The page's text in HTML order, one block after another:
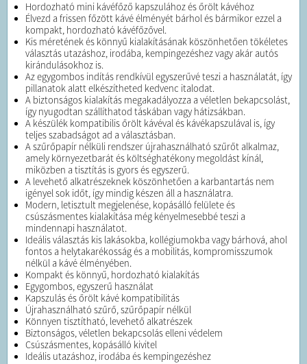
Hordozható mini kávéfőző kapszulához és őrölt kávéhoz
Élvezd a frissen főzött kávé élményét bárhol és bármikor ezzel a
kompakt, hordozható kávéfőzővel.
Kis méretének és könnyű kialakításának köszönhetően tökéletes
választás utazáshoz, irodába, kempingezéshez vagy akár autós
kirándulásokhoz is.
Az egygombos indítás rendkívül egyszerűvé teszi a használatát, így
pillanatok alatt elkészítheted kedvenc italodat.
A biztonságos kialakítás megakadályozza a véletlen bekapcsolást,
így nyugodtan szállíthatod táskában vagy hátizsákban.
A készülék kompatibilis őrölt kávéval és kávékapszulával is, így
teljes szabadságot ad a választásban.
A szűrőpapír nélküli rendszer újrahasználható szűrőt alkalmaz,
amely környezetbarát és költséghatékony megoldást kínál,
miközben a tisztítás is gyors és egyszerű.
A levehető alkatrészeknek köszönhetően a karbantartás nem
igényel sok időt, így mindig készen áll a használatra.
Modern, letisztult megjelenése, kopásálló felülete és
csúszásmentes kialakítása még kényelmesebbé teszi a
mindennapi használatot.
Ideális választás kis lakásokba, kollégiumokba vagy bárhová, ahol
fontos a helytakarékosság és a mobilitás, kompromisszumok
nélkül a kávé élményében.
Kompakt és könnyű, hordozható kialakítás
Egygombos, egyszerű használat
Kapszulás és őrölt kávé kompatibilitás
Újrahasználható szűrő, szűrőpapír nélkül
Könnyen tisztítható, levehető alkatrészek
Biztonságos, véletlen bekapcsolás elleni védelem
Csúszásmentes, kopásálló kivitel
Ideális utazáshoz, irodába és kempingezéshez